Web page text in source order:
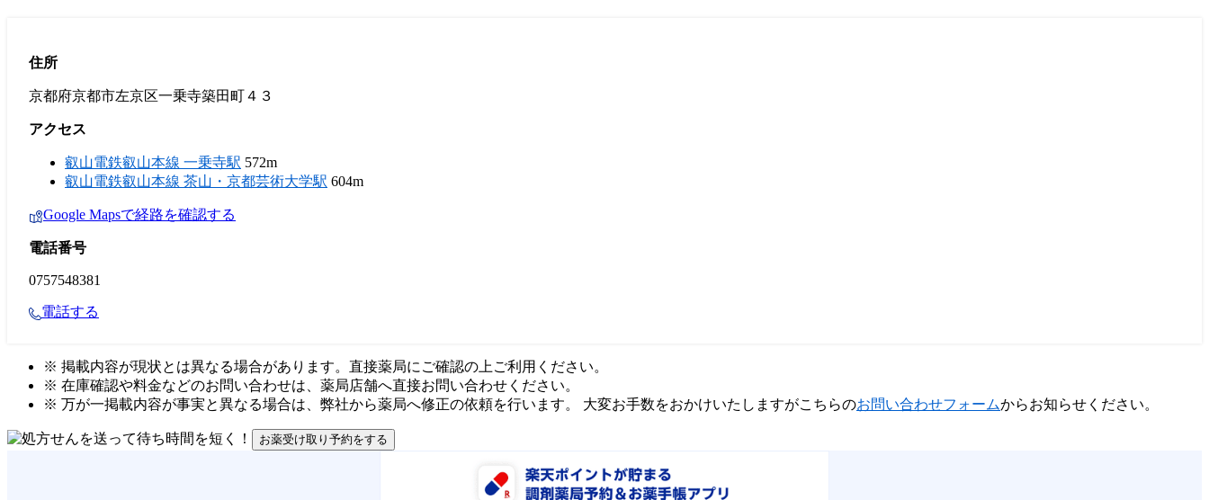
住所
京都府京都市左京区一乗寺築田町４３
アクセス
叡山電鉄叡山本線 一乗寺駅 572m
叡山電鉄叡山本線 茶山・京都芸術大学駅 604m
Google Mapsで経路を確認する
電話番号
0757548381
電話する
※ 掲載内容が現状とは異なる場合があります。直接薬局にご確認の上ご利用ください。
※ 在庫確認や料金などのお問い合わせは、薬局店舗へ直接お問い合わせください。
※ 万が一掲載内容が事実と異なる場合は、弊社から薬局へ修正の依頼を行います。 大変お手数をおかけいたしますがこちらのお問い合わせフォームからお知らせください。
お薬受け取り予約をする